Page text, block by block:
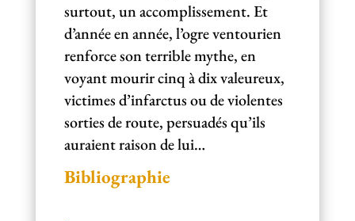
surtout, un accomplissement. Et
d’année en année, l’ogre ventourien
renforce son terrible mythe, en
voyant mourir cinq à dix valeureux,
victimes d’infarctus ou de violentes
sorties de route, persuadés qu’ils
auraient raison de lui…
Bibliographie